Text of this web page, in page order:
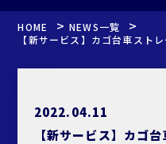
HOME >NEWS一覧 >
【新サービス】カゴ台車スト
2022.04.11
【新サービス】カゴ